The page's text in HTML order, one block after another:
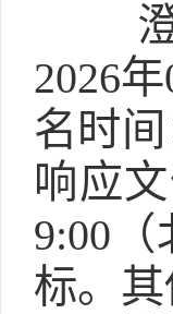
2026
名时
响应
9:00
标。其